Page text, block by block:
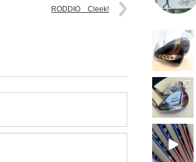
RODDIO Cleek!